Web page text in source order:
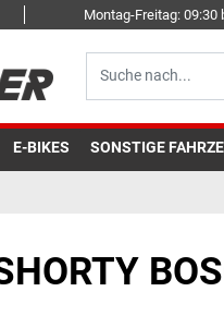
Montag-Freitag: 09:30
E-BIKES SONSTIGE